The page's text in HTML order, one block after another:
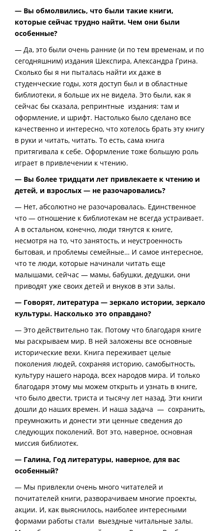
— Вы обмолвились, что были такие книги,
которые сейчас трудно найти. Чем они были
особенные?
— Да, это были очень ранние (и по тем временам, и по
сегодняшним) издания Шекспира, Александра Грина.
Сколько бы я ни пыталась найти их даже в
студенческие годы, хотя доступ был и в областные
библиотеки, я больше их не видела. Это были, как я
сейчас бы сказала, репринтные издания: там и
оформление, и шрифт. Настолько было сделано все
качественно и интересно, что хотелось брать эту книгу
в руки и читать, читать. То есть, сама книга
притягивала к себе. Оформление тоже большую роль
играет в привлечении к чтению.
— Вы более тридцати лет привлекаете к чтению и
детей, и взрослых — не разочаровались?
— Нет, абсолютно не разочаровалась. Единственное
что — отношение к библиотекам не всегда устраивает.
А в остальном, конечно, люди тянутся к книге,
несмотря на то, что занятость, и неустроенность
бытовая, и проблемы семейные… И самое интересное,
что те люди, которые начинали читать еще
малышами, сейчас — мамы, бабушки, дедушки, они
приводят уже своих детей и внуков в эти залы.
— Говорят, литература — зеркало истории, зеркало
культуры. Насколько это оправдано?
— Это действительно так. Потому что благодаря книге
мы раскрываем мир. В ней заложены все основные
исторические вехи. Книга переживает целые
поколения людей, сохраняя историю, самобытность,
культуру нашего народа, всех народов мира. И только
благодаря этому мы можем открыть и узнать в книге,
что было двести, триста и тысячу лет назад. Эти книги
дошли до наших времен. И наша задача — сохранить,
преумножить и донести эти ценные сведения до
следующих поколений. Вот это, наверное, основная
миссия библиотек.
— Галина, Год литературы, наверное, для вас
особенный?
— Мы привлекли очень много читателей и
почитателей книги, разворачиваем многие проекты,
акции. И, как выяснилось, наиболее интересными
формами работы стали выездные читальные залы.